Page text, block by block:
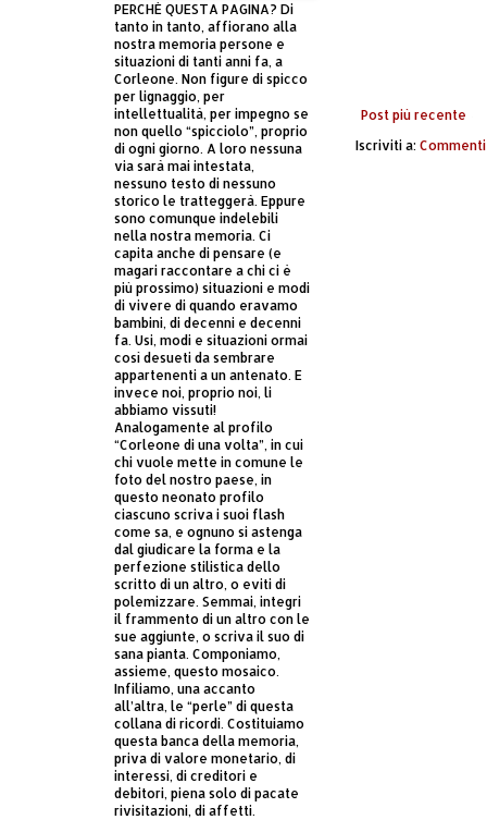
Post più recente
Iscriviti a:
PERCHÈ QUESTA PAGINA? Di
tanto in tanto, affiorano alla
nostra memoria persone e
situazioni di tanti anni fa, a
Corleone. Non figure di spicco
per lignaggio, per
intellettualità, per impegno se
non quello “spicciolo”, proprio
di ogni giorno. A loro nessuna
via sarà mai intestata,
nessuno testo di nessuno
storico le tratteggerà. Eppure
sono comunque indelebili
nella nostra memoria. Ci
capita anche di pensare (e
magari raccontare a chi ci è
più prossimo) situazioni e modi
di vivere di quando eravamo
bambini, di decenni e decenni
fa. Usi, modi e situazioni ormai
così desueti da sembrare
appartenenti a un antenato. E
invece noi, proprio noi, li
abbiamo vissuti!
Analogamente al profilo
“Corleone di una volta”, in cui
chi vuole mette in comune le
foto del nostro paese, in
questo neonato profilo
ciascuno scriva i suoi flash
come sa, e ognuno si astenga
dal giudicare la forma e la
perfezione stilistica dello
scritto di un altro, o eviti di
polemizzare. Semmai, integri
il frammento di un altro con le
sue aggiunte, o scriva il suo di
sana pianta. Componiamo,
assieme, questo mosaico.
Infiliamo, una accanto
all’altra, le “perle” di questa
collana di ricordi. Costituiamo
questa banca della memoria,
priva di valore monetario, di
interessi, di creditori e
debitori, piena solo di pacate
rivisitazioni, di affetti.